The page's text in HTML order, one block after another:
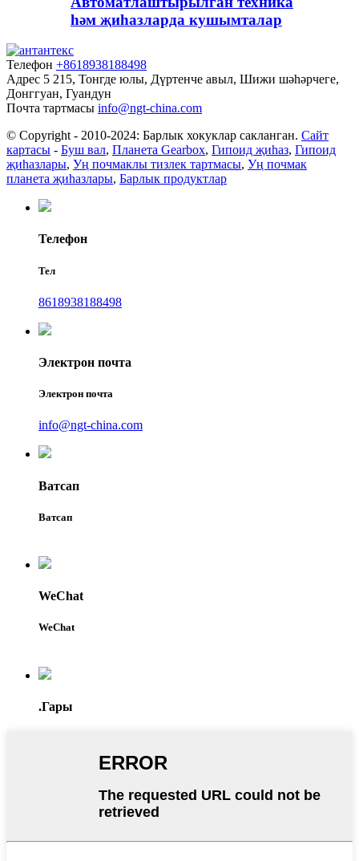
һәм җиһазларда кушымталар
Телефон +8618938188498
Адрес 5 215, Тонгде юлы, Дүртенче авыл, Шижи шәһәрчеге,
Донггуан, Гуандун
Почта тартмасы info@ngt-china.com
© Copyright - 2010-2024: Барлык хокуклар сакланган. Сайт
картасы - Буш вал, Планета Gearbox, Гипоид җиһаз, Гипоид
җиһазлары, Уң почмаклы тизлек тартмасы, Уң почмак
планета җиһазлары, Барлык продуктлар
Телефон
Тел
8618938188498
Электрон почта
Электрон почта
info@ngt-china.com
Ватсап
Ватсап
WeChat
WeChat
.Гары